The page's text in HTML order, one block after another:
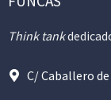
Think tank
C/ Caballero